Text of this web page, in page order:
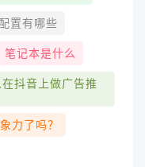
置有哪些
笔记本是什么
抖音上做广告推
力了吗？